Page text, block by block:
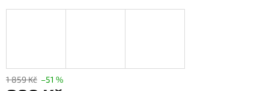
1 859 Kč –51 %